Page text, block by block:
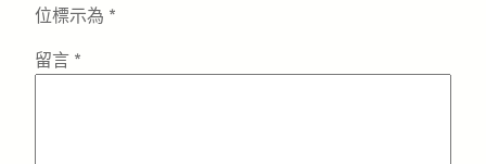
位標示為 *
留言 *